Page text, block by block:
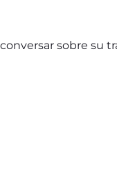
sobre su